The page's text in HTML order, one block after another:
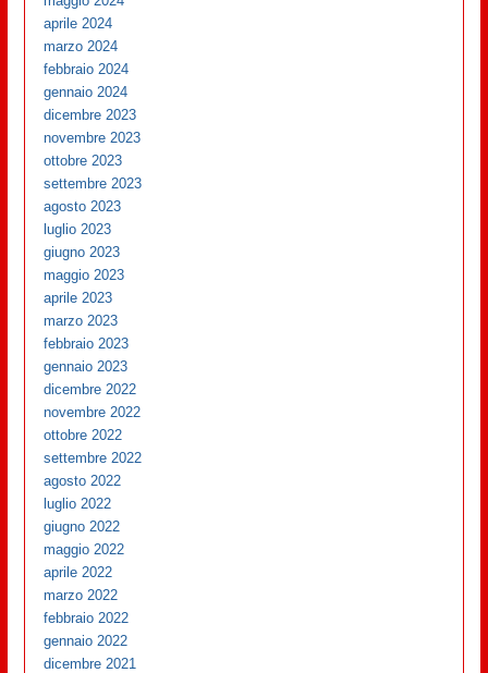
aprile 2024
marzo 2024
febbraio 2024
gennaio 2024
dicembre 2023
novembre 2023
ottobre 2023
settembre 2023
agosto 2023
luglio 2023
giugno 2023
maggio 2023
aprile 2023
marzo 2023
febbraio 2023
gennaio 2023
dicembre 2022
novembre 2022
ottobre 2022
settembre 2022
agosto 2022
luglio 2022
giugno 2022
maggio 2022
aprile 2022
marzo 2022
febbraio 2022
gennaio 2022
dicembre 2021